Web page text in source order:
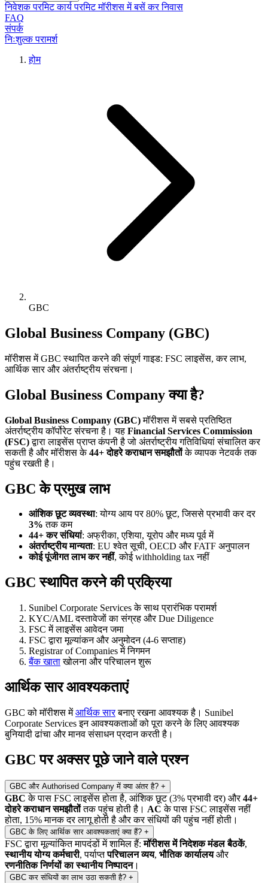
निवेशक परमिटकार्य परमिटमॉरीशस में बसेंकर निवास
FAQ
संपर्क
निःशुल्क परामर्श
होम
GBC
Global Business Company (GBC)
मॉरीशस में GBC स्थापित करने की संपूर्ण गाइड: FSC लाइसेंस, कर लाभ,
आर्थिक सार और अंतर्राष्ट्रीय संरचना।
Global Business Company क्या है?
Global Business Company (GBC)मॉरीशस में सबसे प्रतिष्ठित
अंतर्राष्ट्रीय कॉर्पोरेट संरचना है। यह Financial Services Commission
(FSC)द्वारा लाइसेंस प्राप्त कंपनी है जो अंतर्राष्ट्रीय गतिविधियां संचालित कर
सकती है और मॉरीशस के44+ दोहरे कराधान समझौतोंके व्यापक नेटवर्क तक
पहुंच रखती है।
GBC के प्रमुख लाभ
आंशिक छूट व्यवस्था: योग्य आय पर 80% छूट, जिससे प्रभावी कर दर
3% तक कम
44+ कर संधियां: अफ्रीका, एशिया, यूरोप और मध्य पूर्व में
अंतर्राष्ट्रीय मान्यता: EU श्वेत सूची, OECD और FATF अनुपालन
कोई पूंजीगत लाभ कर नहीं, कोई withholding tax नहीं
GBC स्थापित करने की प्रक्रिया
Sunibel Corporate Services के साथ प्रारंभिक परामर्श
KYC/AML दस्तावेजों का संग्रह और Due Diligence
FSC में लाइसेंस आवेदन जमा
FSC द्वारा मूल्यांकन और अनुमोदन (4-6 सप्ताह)
Registrar of Companies में निगमन
बैंक खाताखोलना और परिचालन शुरू
आर्थिक सार आवश्यकताएं
GBC को मॉरीशस मेंआर्थिक सारबनाए रखना आवश्यक है। Sunibel
Corporate Services इन आवश्यकताओं को पूरा करने के लिए आवश्यक
बुनियादी ढांचा और मानव संसाधन प्रदान करती है।
GBC पर अक्सर पूछे जाने वाले प्रश्न
GBC और Authorised Company में क्या अंतर है? +
GBC के पास FSC लाइसेंस होता है, आंशिक छूट (3% प्रभावी दर) और44+
दोहरे कराधान समझौतोंतक पहुंच होती है। AC के पास FSC लाइसेंस नहीं
होता, 15% मानक दर लागू होती है और कर संधियों की पहुंच नहीं होती।
GBC के लिए आर्थिक सार आवश्यकताएं क्या हैं? +
FSC द्वारा मूल्यांकित मापदंडों में शामिल हैं:मॉरीशस में निदेशक मंडल बैठकें,
स्थानीय योग्य कर्मचारी, पर्याप्तपरिचालन व्यय, भौतिक कार्यालयऔर
रणनीतिक निर्णयों का स्थानीय निष्पादन।
GBC कर संधियों का लाभ उठा सकती है? +